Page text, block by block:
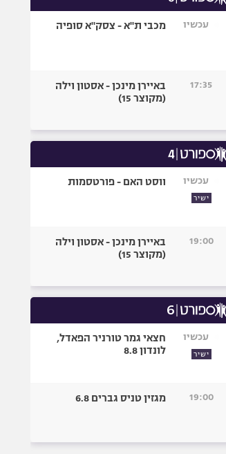
עכשיו מכבי ת"א - צסק"א סופיה
17:35
באיירן מינכן - אסטון וילה
(מקוצר 15)
עכשיו
ישיר
ווסט האם - פורטסמות
19:00
באיירן מינכן - אסטון וילה
(מקוצר 15)
עכשיו
ישיר
חצאי גמר טורניר הפאדל,
לונדון 8.8
19:00 מגזין טניס גברים 6.8